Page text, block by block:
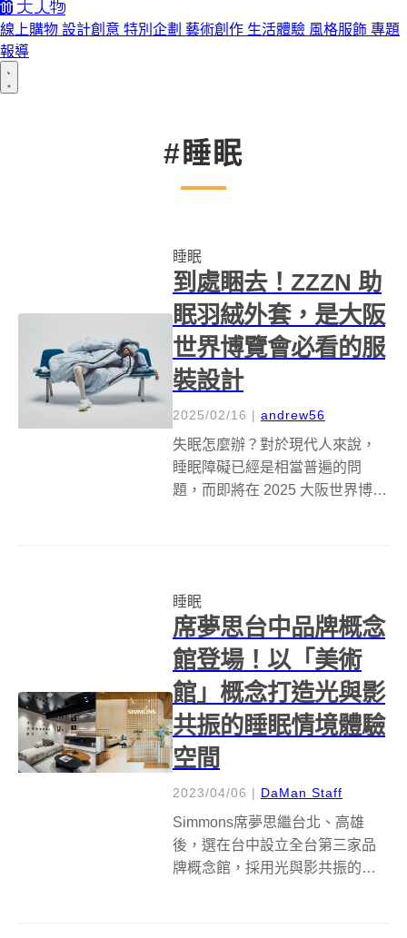
線上購物 設計創意 特別企劃 藝術創作 生活體驗 風格服飾 專題
報導
#睡眠
睡眠
到處睏去！ZZZN 助
眠羽絨外套，是大阪
世界博覽會必看的服
裝設計
2025/02/16 | andrew56
失眠怎麼辦？對於現代人來說，
睡眠障礙已經是相當普遍的問
題，而即將在 2025 大阪世界博覽
套完整的「助...
睡眠
席夢思台中品牌概念
館登場！以「美術
館」概念打造光與影
共振的睡眠情境體驗
空間
2023/04/06 | DaMan Staff
Simmons席夢思繼台北、高雄
後，選在台中設立全台第三家品
牌概念館，採用光與影共振的